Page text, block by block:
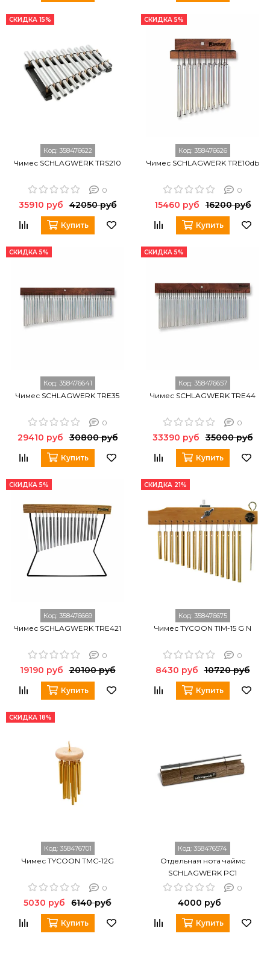
СКИДКА 15%
Код: 358476622
Чимес SCHLAGWERK TRS210
0
35910 руб 42050 руб
Купить
СКИДКА 5%
Код: 358476626
Чимес SCHLAGWERK TRE10db
0
15460 руб 16200 руб
Купить
СКИДКА 5%
Код: 358476641
Чимес SCHLAGWERK TRE35
0
29410 руб 30800 руб
Купить
СКИДКА 5%
Код: 358476657
Чимес SCHLAGWERK TRE44
0
33390 руб 35000 руб
Купить
СКИДКА 5%
Код: 358476669
Чимес SCHLAGWERK TRE421
0
19190 руб 20100 руб
Купить
СКИДКА 21%
Код: 358476675
Чимес TYCOON TIM-15 G N
0
8430 руб 10720 руб
Купить
СКИДКА 18%
Код: 358476701
Чимес TYCOON TMC-12G
0
5030 руб 6140 руб
Купить
Код: 358476574
Отдельная нота чаймс
SCHLAGWERK PC1
0
4000 руб
Купить